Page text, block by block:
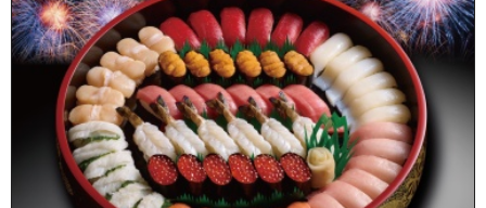
沖縄県宜野湾市大謝名
沖縄県宜野湾市大謝名１丁目
沖縄県宜野湾市大謝名２丁目
沖縄県宜野湾市大謝名３丁目
沖縄県宜野湾市大謝名４丁目
沖縄県宜野湾市大謝名５丁目